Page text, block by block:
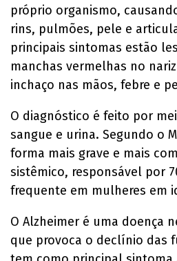
próprio organismo,
rins, pulmões, pele e
principais sintomas estão
manchas vermelhas no
inchaço nas mãos, febre e
O diagnóstico é feito por
sangue e urina. Segundo o
forma mais grave e mais
sistêmico, responsável por
frequente em mulheres em
O Alzheimer é uma doença
que provoca o declínio das